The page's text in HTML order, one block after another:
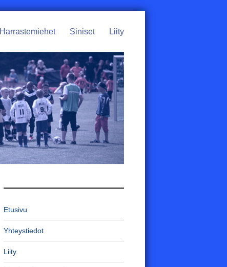
Harrastemiehet Siniset Liity
Etusivu
Yhteystiedot
Liity